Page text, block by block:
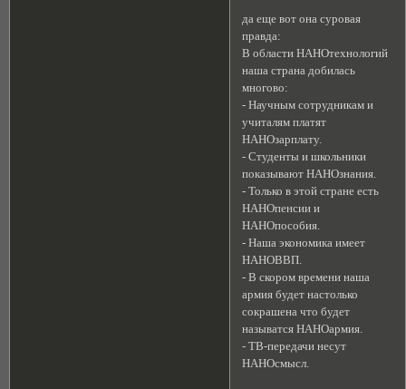
да еще вот она суровая
правда:
В области НАНОтехнологий
наша страна добилась
многово:
- Научным сотрудникам и
учиталям платят
НАНОзарплату.
- Студенты и школьники
показывают НАНОзнания.
- Только в этой стране есть
НАНОпенсии и
НАНОпособия.
- Наша экономика имеет
НАНОВВП.
- В скором времени наша
армия будет настолько
сокрашена что будет
называтся НАНОармия.
- ТВ-передачи несут
НАНОсмысл.